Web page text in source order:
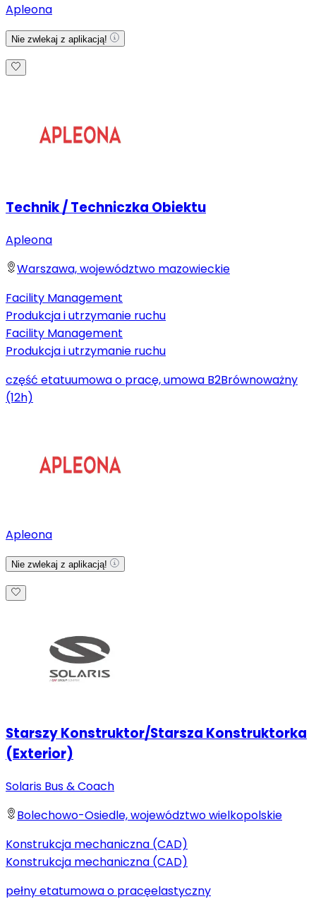
Apleona
Nie zwlekaj z aplikacją!
Technik / Techniczka Obiektu
Apleona
Warszawa, województwo mazowieckie
Facility Management
Produkcja i utrzymanie ruchu
Facility Management
Produkcja i utrzymanie ruchu
część etatuumowa o pracę, umowa B2Brównoważny
(12h)
Apleona
Nie zwlekaj z aplikacją!
Starszy Konstruktor/Starsza Konstruktorka
(Exterior)
Solaris Bus & Coach
Bolechowo-Osiedle, województwo wielkopolskie
Konstrukcja mechaniczna (CAD)
Konstrukcja mechaniczna (CAD)
pełny etatumowa o pracęelastyczny